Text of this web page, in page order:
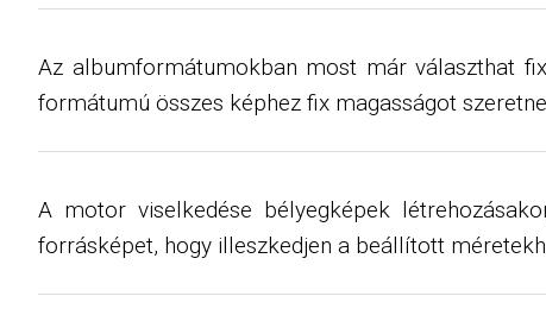
Az albumformátumokban most már választhat
formátumú összes képhez fix magasságot
A motor viselkedése bélyegképek
forrásképet, hogy illeszkedjen a beállított